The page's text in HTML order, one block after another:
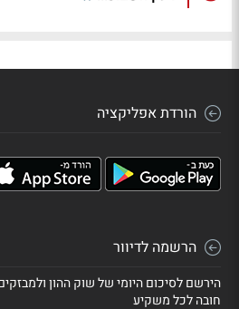
הורדת אפליקציה
הרשמה לדיוור
הירשם לסיכום היומי של שוק ההון
חובה לכל משקיע